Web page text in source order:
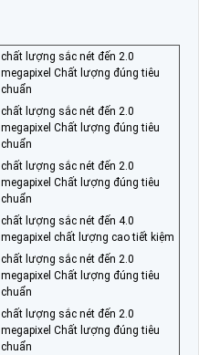
chất lượng sắc nét đến 2.0
megapixel Chất lượng đúng tiêu
chuẩn
chất lượng sắc nét đến 2.0
megapixel Chất lượng đúng tiêu
chuẩn
chất lượng sắc nét đến 2.0
megapixel Chất lượng đúng tiêu
chuẩn
chất lượng sắc nét đến 4.0
megapixel chất lượng cao tiết kiệm
chất lượng sắc nét đến 2.0
megapixel Chất lượng đúng tiêu
chuẩn
chất lượng sắc nét đến 2.0
megapixel Chất lượng đúng tiêu
chuẩn